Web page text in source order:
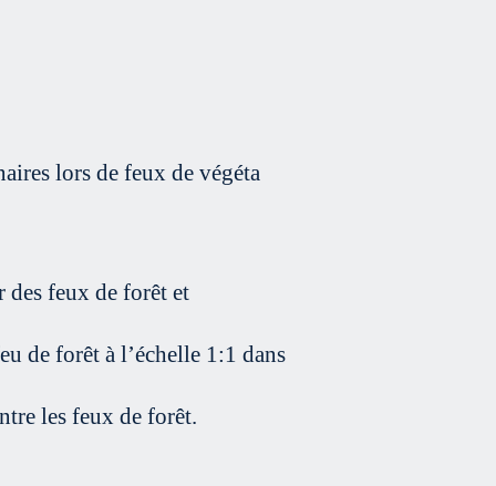
lors de feux de végéta
des feux de forêt et
de forêt à l’échelle 1:1 dans
les feux de forêt.